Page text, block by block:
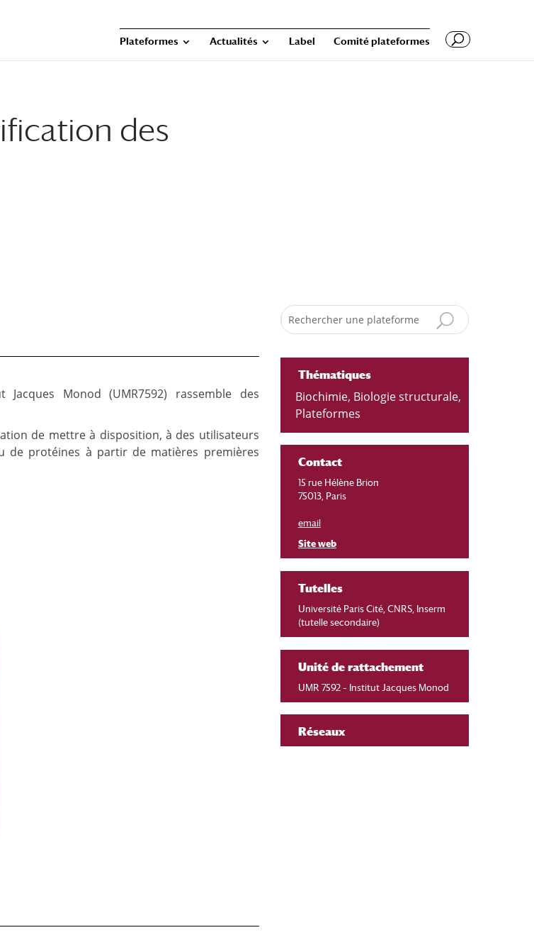
Plateformes Actualités Label Comité plateformes
des
Search
Monod (UMR7592) rassemble des
de mettre à disposition, à des utilisateurs
de protéines à partir de matières premières
Thématiques
Biochimie, Biologie structurale,
Plateformes
Contact
15 rue Hélène Brion
75013, Paris
email
Site web
Tutelles
Université Paris Cité, CNRS, Inserm
(tutelle secondaire)
Unité de rattachement
UMR 7592 – Institut Jacques Monod
Réseaux